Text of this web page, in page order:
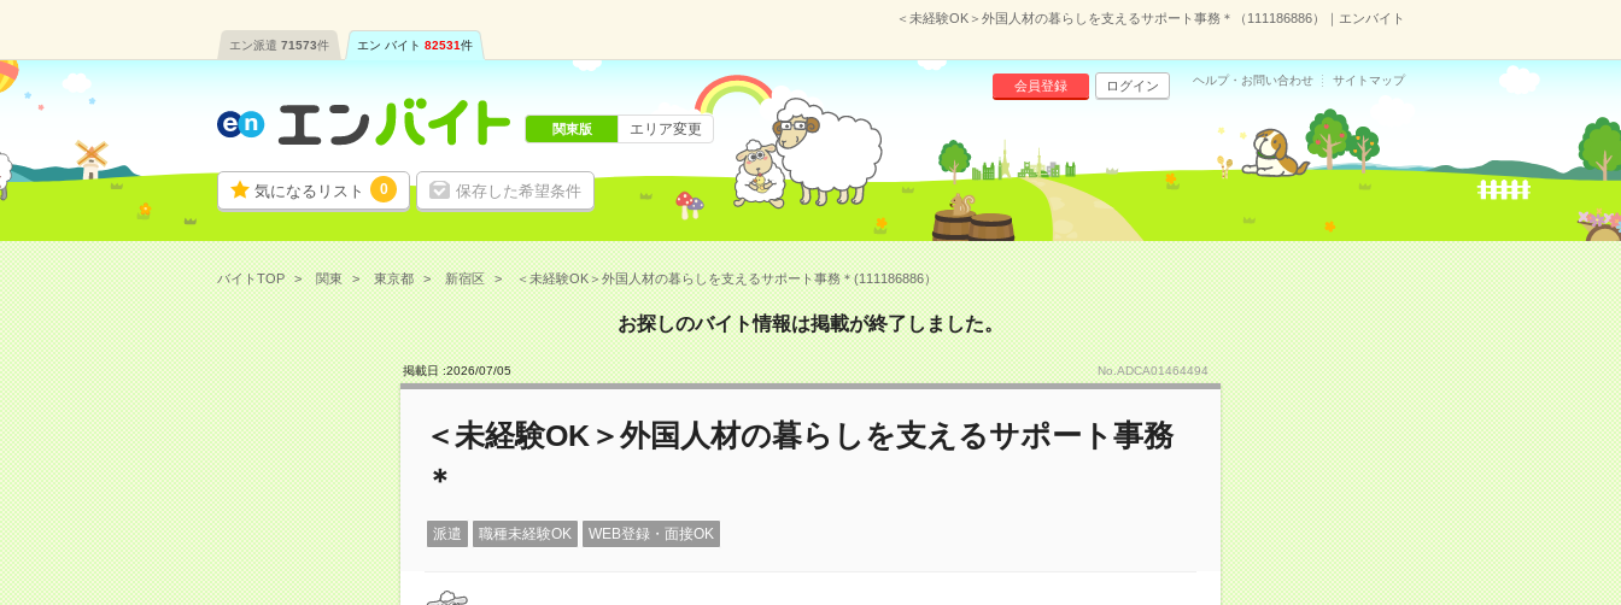
＜未経験OK＞外国人材の暮らしを支えるサポート事務＊（111186886）｜エンバイト
エン派遣 71573件 エン バイト 82531件
気になるリスト 0 保存した希望条件
会員登録 ログイン ヘルプ・お問い合わせ サイトマップ
関東版 エリア変更
バイトTOP 関東 東京都 新宿区 ＜未経験OK＞外国人材の暮らしを支えるサポート事務＊(111186886）
お探しのバイト情報は掲載が終了しました。
掲載日 :2026/07/05 No.ADCA01464494
＜未経験OK＞外国人材の暮らしを支えるサポート事務
＊
派遣 職種未経験OK WEB登録・面接OK